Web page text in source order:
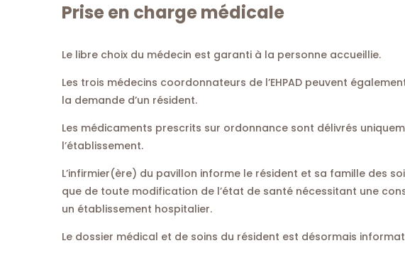
Prise en charge médicale
Le libre choix du médecin est garanti à la personne accueillie.
Les trois médecins coordonnateurs de l’EHPAD peuvent
la demande d’un résident.
Les médicaments prescrits sur ordonnance sont délivrés
l’établissement.
L’infirmier(ère) du pavillon informe le résident et sa famille des
que de toute modification de l’état de santé nécessitant une
un établissement hospitalier.
Le dossier médical et de soins du résident est désormais